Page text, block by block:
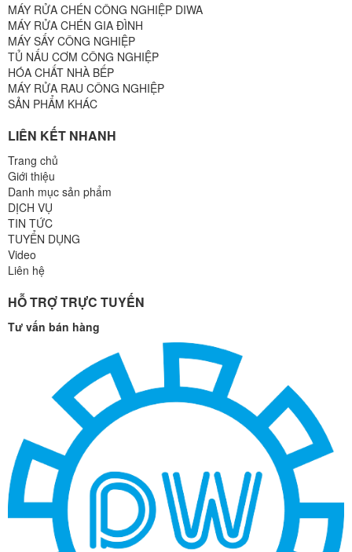
MÁY RỬA CHÉN CÔNG NGHIỆP DIWA
MÁY RỬA CHÉN GIA ĐÌNH
MÁY SẤY CÔNG NGHIỆP
TỦ NẤU CƠM CÔNG NGHIỆP
HÓA CHẤT NHÀ BẾP
MÁY RỬA RAU CÔNG NGHIỆP
SẢN PHẨM KHÁC
LIÊN KẾT NHANH
Trang chủ
Giới thiệu
Danh mục sản phẩm
DỊCH VỤ
TIN TỨC
TUYỂN DỤNG
Video
Liên hệ
HỖ TRỢ TRỰC TUYẾN
Tư vấn bán hàng